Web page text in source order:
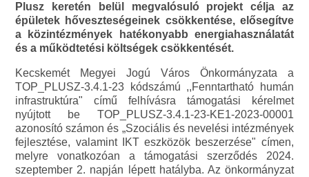
Plusz keretén belül megvalósuló projekt célja az
épületek hőveszteségeinek csökkentése, elősegítve
a közintézmények hatékonyabb energiahasználatát
és a működtetési költségek csökkentését.
Kecskemét Megyei Jogú Város Önkormányzata a
TOP_PLUSZ-3.4.1-23 kódszámú ,,Fenntartható humán
infrastruktúra" című felhívásra támogatási kérelmet
nyújtott be TOP_PLUSZ-3.4.1-23-KE1-2023-00001
azonosító számon és „Szociális és nevelési intézmények
fejlesztése, valamint IKT eszközök beszerzése" címen,
melyre vonatkozóan a támogatási szerződés 2024.
szeptember 2. napján lépett hatályba. Az önkormányzat